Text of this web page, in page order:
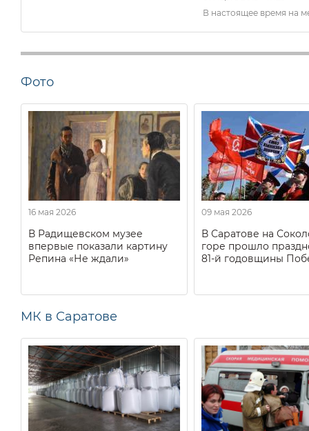
В настоящее время на
Фото
16 мая 2026
В Радищевском музее
впервые показали картину
Репина «Не ждали»
09 мая 2026
В Саратове на
горе прошло
81-й годовщины
МК в Саратове